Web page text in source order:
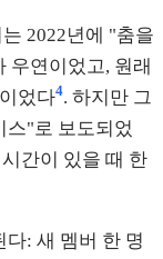
2022년에 "춤을
우연이었고, 원래
었다4. 하지만 그
스"로 보도되었
간이 있을 때 한
: 새 멤버 한 명